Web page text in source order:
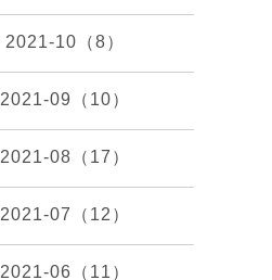
2021-10（8）
2021-09（10）
2021-08（17）
2021-07（12）
2021-06（11）